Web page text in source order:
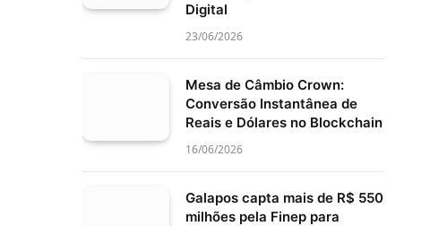
Digital
23/06/2026
Mesa de Câmbio Crown:
Conversão Instantânea de
Reais e Dólares no Blockchain
16/06/2026
Galapos capta mais de R$ 550
milhões pela Finep para